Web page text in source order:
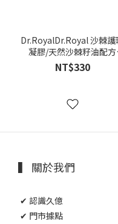
Dr.RoyalDr.Royal 沙棘護
凝膠/天然沙棘籽油配方
25ml【久億藥局】
NT$330
▍ 關於我們
✔ 認識久億
✔ 門市據點